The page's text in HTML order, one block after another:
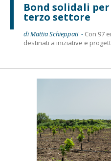
Bond solidali
terzo settore
di Mattia Schieppati - Con 97
destinati a iniziative e